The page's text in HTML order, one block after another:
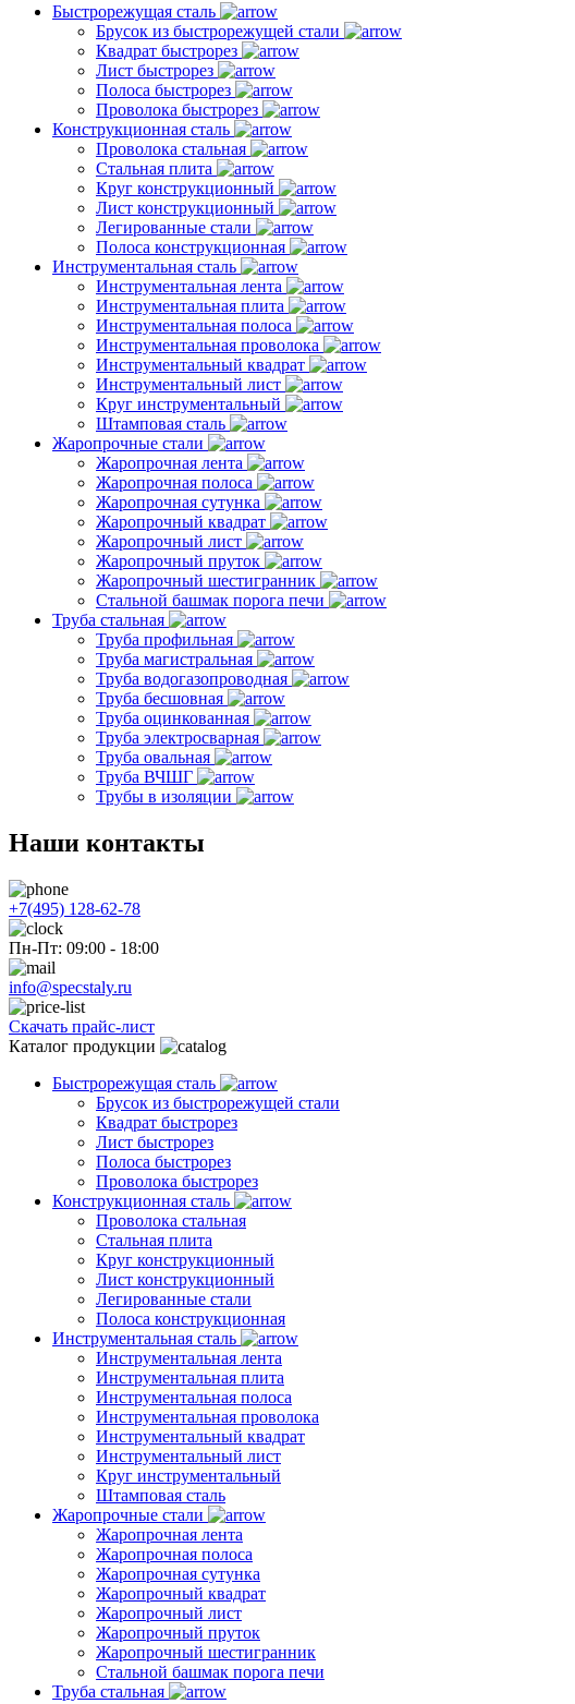
Быстрорежущая сталь
Брусок из быстрорежущей стали
Квадрат быстрорез
Лист быстрорез
Полоса быстрорез
Проволока быстрорез
Конструкционная сталь
Проволока стальная
Стальная плита
Круг конструкционный
Лист конструкционный
Легированные стали
Полоса конструкционная
Инструментальная сталь
Инструментальная лента
Инструментальная плита
Инструментальная полоса
Инструментальная проволока
Инструментальный квадрат
Инструментальный лист
Круг инструментальный
Штамповая сталь
Жаропрочные стали
Жаропрочная лента
Жаропрочная полоса
Жаропрочная сутунка
Жаропрочный квадрат
Жаропрочный лист
Жаропрочный пруток
Жаропрочный шестигранник
Стальной башмак порога печи
Труба стальная
Труба профильная
Труба магистральная
Труба водогазопроводная
Труба бесшовная
Труба оцинкованная
Труба электросварная
Труба овальная
Труба ВЧШГ
Трубы в изоляции
Наши контакты
+7(495) 128-62-78
Пн-Пт: 09:00 - 18:00
info@specstaly.ru
Скачать прайс-лист
Каталог продукции
Быстрорежущая сталь
Брусок из быстрорежущей стали
Квадрат быстрорез
Лист быстрорез
Полоса быстрорез
Проволока быстрорез
Конструкционная сталь
Проволока стальная
Стальная плита
Круг конструкционный
Лист конструкционный
Легированные стали
Полоса конструкционная
Инструментальная сталь
Инструментальная лента
Инструментальная плита
Инструментальная полоса
Инструментальная проволока
Инструментальный квадрат
Инструментальный лист
Круг инструментальный
Штамповая сталь
Жаропрочные стали
Жаропрочная лента
Жаропрочная полоса
Жаропрочная сутунка
Жаропрочный квадрат
Жаропрочный лист
Жаропрочный пруток
Жаропрочный шестигранник
Стальной башмак порога печи
Труба стальная